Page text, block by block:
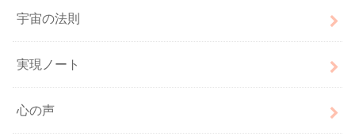
宇宙の法則
実現ノート
心の声